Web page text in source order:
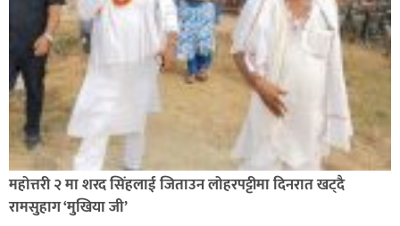
रक्तदान सेवामा जिल्लामै दोस्रो स्थान ल्याएकोमा जनमत नेताद्वय
रेडक्रस सिराहा द्वारा सम्मानित
महोत्तरी २ मा शरद सिंहलाई जिताउन लोहरपट्टीमा दिनरात खट्दै
रामसुहाग ‘मुखिया जी’